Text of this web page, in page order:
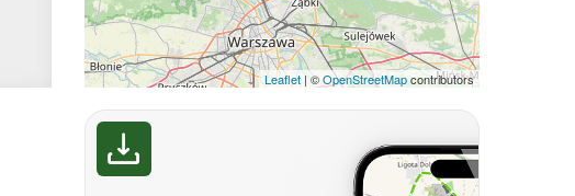
Leaflet | ©OpenStreetMapcontributors